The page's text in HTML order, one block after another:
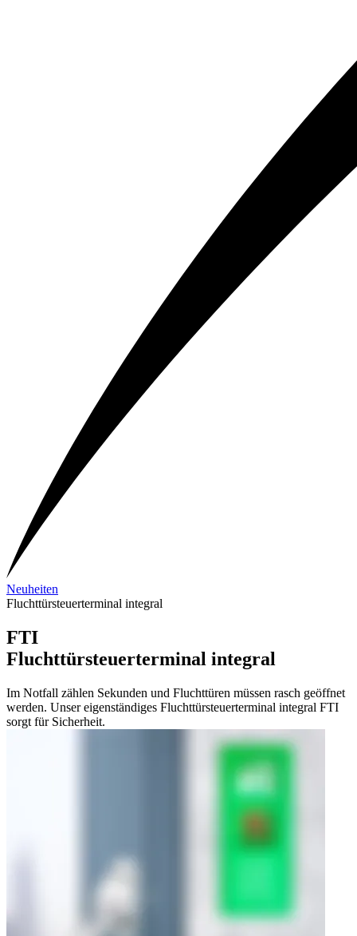
Neuheiten
Fluchttürsteuerterminal integral
FTI
Fluchttürsteuerterminal integral
Im Notfall zählen Sekunden und Fluchttüren müssen rasch geöffnet
werden. Unser eigenständiges Fluchttürsteuerterminal integral FTI
sorgt für Sicherheit.